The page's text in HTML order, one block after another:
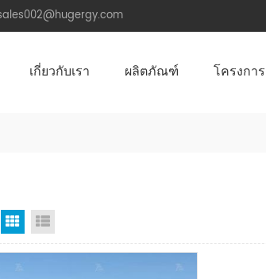
เกี่ยวกับเรา ผลิตภัณฑ์ โครงการ
มุมมองตาราง